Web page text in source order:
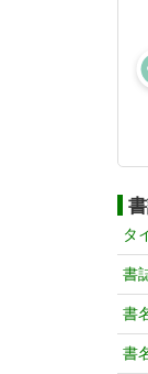
タ
書
書
書